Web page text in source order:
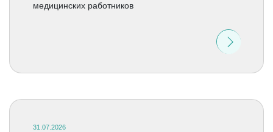
медицинских работников
31.07.2026